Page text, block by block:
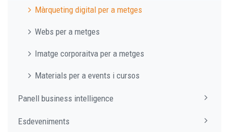
Màrqueting digital per a metges
Webs per a metges
Imatge corporaitva per a metges
Materials per a events i cursos
Panell business intelligence
Esdeveniments